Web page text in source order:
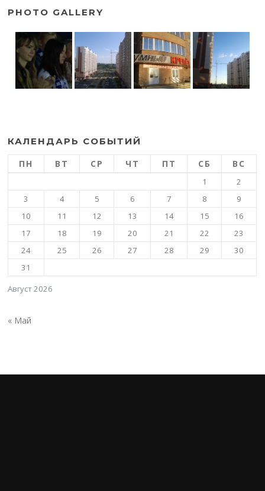
PHOTO GALLERY
КАЛЕНДАРЬ СОБЫТИЙ
Август 2026
ПН ВТ СР ЧТ ПТ СБ ВС
1
2
3
4 5 6 7 8
9
10
11 12 13 14 15
16
17
18 19 20 21 22
23
24
25 26 27 28 29
30
31
« Май